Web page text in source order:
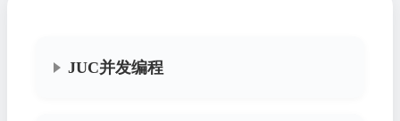
JUC并发编程